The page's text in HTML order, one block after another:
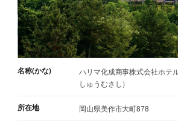
名称(かな)
ハリマ化成商事株式会社ホテ
しゅうむさし）
所在地 岡山県美作市大町878